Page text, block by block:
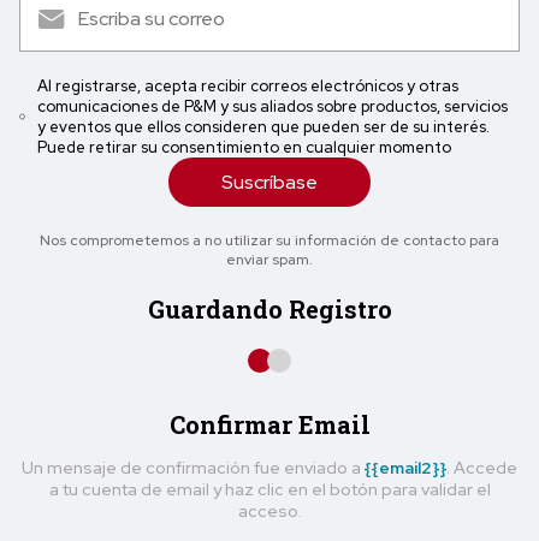
Al registrarse, acepta recibir correos electrónicos y otras
comunicaciones de P&M y sus aliados sobre productos, servicios
y eventos que ellos consideren que pueden ser de su interés.
Puede retirar su consentimiento en cualquier momento
Suscríbase
Nos comprometemos a no utilizar su información de contacto para
enviar spam.
Guardando Registro
Confirmar Email
Un mensaje de confirmación fue enviado a {{email2}} . Accede
a tu cuenta de email y haz clic en el botón para validar el
acceso.